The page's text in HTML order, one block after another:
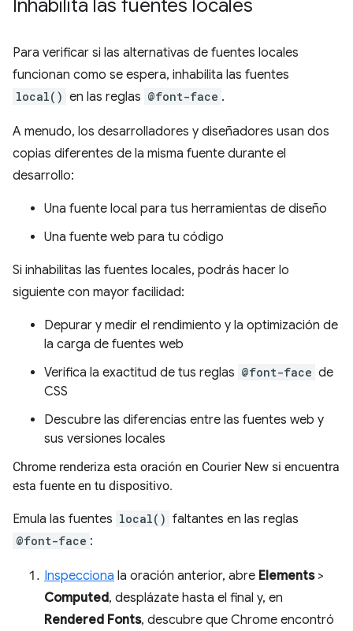
Inhabilita las fuentes locales
Para verificar si las alternativas de fuentes locales
funcionan como se espera, inhabilita las fuentes
local() en las reglas @font-face .
A menudo, los desarrolladores y diseñadores usan dos
copias diferentes de la misma fuente durante el
desarrollo:
Una fuente local para tus herramientas de diseño
Una fuente web para tu código
Si inhabilitas las fuentes locales, podrás hacer lo
siguiente con mayor facilidad:
Depurar y medir el rendimiento y la optimización de
la carga de fuentes web
Verifica la exactitud de tus reglas @font-face de
CSS
Descubre las diferencias entre las fuentes web y
sus versiones locales
Chrome renderiza esta oración en Courier New si encuentra
esta fuente en tu dispositivo.
Emula las fuentes local() faltantes en las reglas
@font-face :
Inspecciona la oración anterior, abre Elements>
Computed, desplázate hasta el final y, en
Rendered Fonts, descubre que Chrome encontró